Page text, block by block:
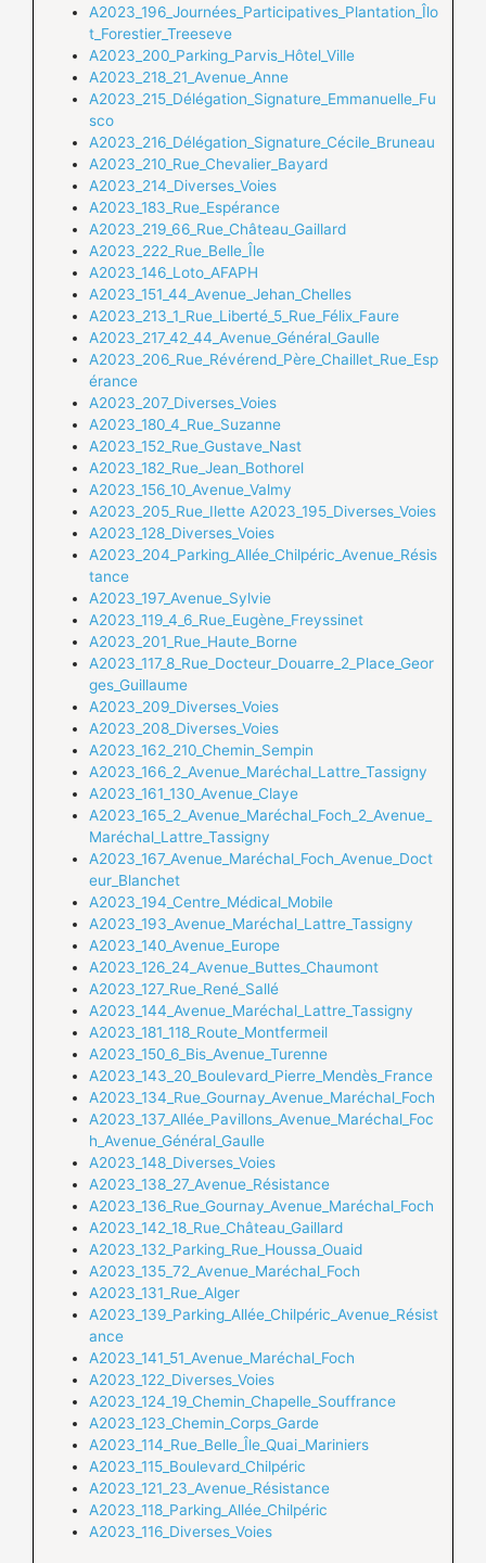
A2023_196_Journées_Participatives_Plantation_Îlo
t_Forestier_Treeseve
A2023_200_Parking_Parvis_Hôtel_Ville
A2023_218_21_Avenue_Anne
A2023_215_Délégation_Signature_Emmanuelle_Fu
sco
A2023_216_Délégation_Signature_Cécile_Bruneau
A2023_210_Rue_Chevalier_Bayard
A2023_214_Diverses_Voies
A2023_183_Rue_Espérance
A2023_219_66_Rue_Château_Gaillard
A2023_222_Rue_Belle_Île
A2023_146_Loto_AFAPH
A2023_151_44_Avenue_Jehan_Chelles
A2023_213_1_Rue_Liberté_5_Rue_Félix_Faure
A2023_217_42_44_Avenue_Général_Gaulle
A2023_206_Rue_Révérend_Père_Chaillet_Rue_Esp
érance
A2023_207_Diverses_Voies
A2023_180_4_Rue_Suzanne
A2023_152_Rue_Gustave_Nast
A2023_182_Rue_Jean_Bothorel
A2023_156_10_Avenue_Valmy
A2023_205_Rue_Ilette A2023_195_Diverses_Voies
A2023_128_Diverses_Voies
A2023_204_Parking_Allée_Chilpéric_Avenue_Résis
tance
A2023_197_Avenue_Sylvie
A2023_119_4_6_Rue_Eugène_Freyssinet
A2023_201_Rue_Haute_Borne
A2023_117_8_Rue_Docteur_Douarre_2_Place_Geor
ges_Guillaume
A2023_209_Diverses_Voies
A2023_208_Diverses_Voies
A2023_162_210_Chemin_Sempin
A2023_166_2_Avenue_Maréchal_Lattre_Tassigny
A2023_161_130_Avenue_Claye
A2023_165_2_Avenue_Maréchal_Foch_2_Avenue_
Maréchal_Lattre_Tassigny
A2023_167_Avenue_Maréchal_Foch_Avenue_Doct
eur_Blanchet
A2023_194_Centre_Médical_Mobile
A2023_193_Avenue_Maréchal_Lattre_Tassigny
A2023_140_Avenue_Europe
A2023_126_24_Avenue_Buttes_Chaumont
A2023_127_Rue_René_Sallé
A2023_144_Avenue_Maréchal_Lattre_Tassigny
A2023_181_118_Route_Montfermeil
A2023_150_6_Bis_Avenue_Turenne
A2023_143_20_Boulevard_Pierre_Mendès_France
A2023_134_Rue_Gournay_Avenue_Maréchal_Foch
A2023_137_Allée_Pavillons_Avenue_Maréchal_Foc
h_Avenue_Général_Gaulle
A2023_148_Diverses_Voies
A2023_138_27_Avenue_Résistance
A2023_136_Rue_Gournay_Avenue_Maréchal_Foch
A2023_142_18_Rue_Château_Gaillard
A2023_132_Parking_Rue_Houssa_Ouaid
A2023_135_72_Avenue_Maréchal_Foch
A2023_131_Rue_Alger
A2023_139_Parking_Allée_Chilpéric_Avenue_Résist
ance
A2023_141_51_Avenue_Maréchal_Foch
A2023_122_Diverses_Voies
A2023_124_19_Chemin_Chapelle_Souffrance
A2023_123_Chemin_Corps_Garde
A2023_114_Rue_Belle_Île_Quai_Mariniers
A2023_115_Boulevard_Chilpéric
A2023_121_23_Avenue_Résistance
A2023_118_Parking_Allée_Chilpéric
A2023_116_Diverses_Voies